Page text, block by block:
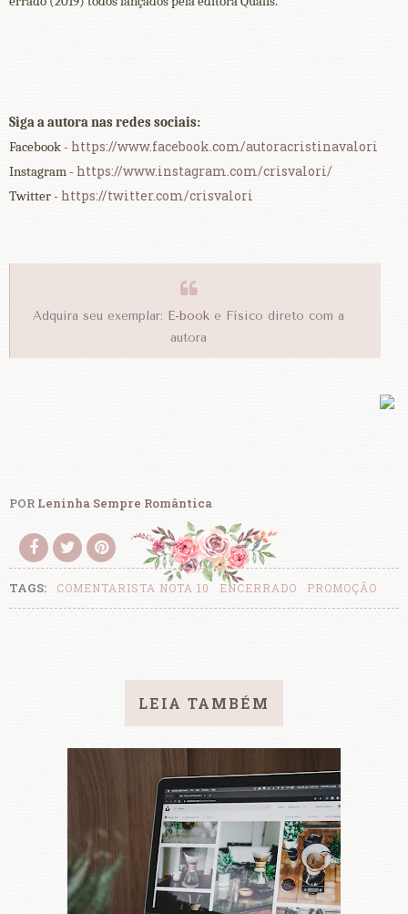
Siga a autora nas redes sociais:
Facebook - https://www.facebook.com/autoracristinavalori
Instagram - https://www.instagram.com/crisvalori/
Twitter - https://twitter.com/crisvalori
Adquira seu exemplar: E-book e Físico direto com a
autora
POR Leninha Sempre Romântica
TAGS: COMENTARISTA NOTA 10 ENCERRADO PROMOÇÃO
LEIA TAMBÉM